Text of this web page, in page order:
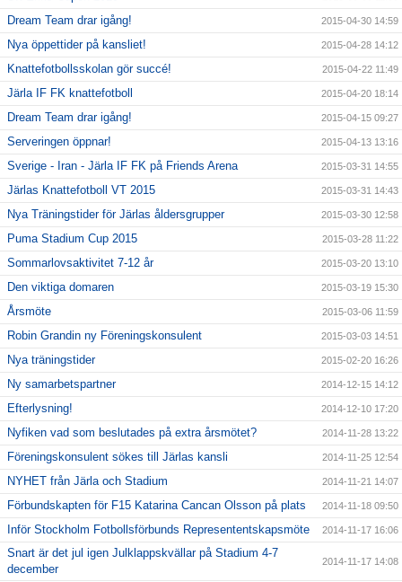
Dream Team drar igång! 2015-04-30 14:59
Nya öppettider på kansliet! 2015-04-28 14:12
Knattefotbollsskolan gör succé! 2015-04-22 11:49
Järla IF FK knattefotboll 2015-04-20 18:14
Dream Team drar igång! 2015-04-15 09:27
Serveringen öppnar! 2015-04-13 13:16
Sverige - Iran - Järla IF FK på Friends Arena 2015-03-31 14:55
Järlas Knattefotboll VT 2015 2015-03-31 14:43
Nya Träningstider för Järlas åldersgrupper 2015-03-30 12:58
Puma Stadium Cup 2015 2015-03-28 11:22
Sommarlovsaktivitet 7-12 år 2015-03-20 13:10
Den viktiga domaren 2015-03-19 15:30
Årsmöte 2015-03-06 11:59
Robin Grandin ny Föreningskonsulent 2015-03-03 14:51
Nya träningstider 2015-02-20 16:26
Ny samarbetspartner 2014-12-15 14:12
Efterlysning! 2014-12-10 17:20
Nyfiken vad som beslutades på extra årsmötet? 2014-11-28 13:22
Föreningskonsulent sökes till Järlas kansli 2014-11-25 12:54
NYHET från Järla och Stadium 2014-11-21 14:07
Förbundskapten för F15 Katarina Cancan Olsson på plats 2014-11-18 09:50
Inför Stockholm Fotbollsförbunds Represententskapsmöte 2014-11-17 16:06
Snart är det jul igen Julklappskvällar på Stadium 4-7
december
2014-11-17 14:08